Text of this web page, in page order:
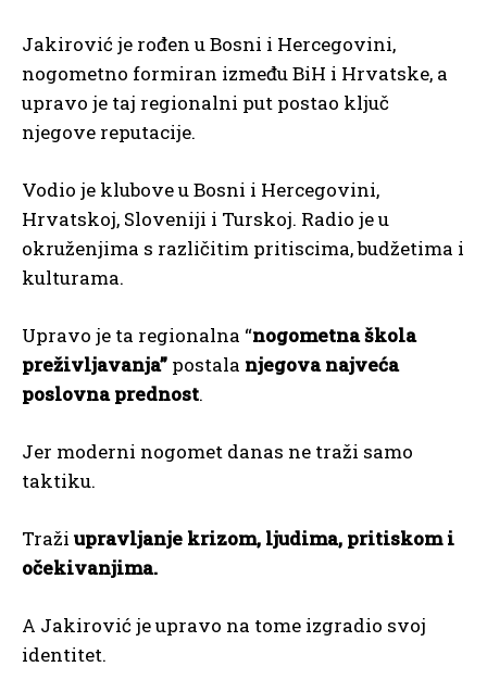
Jakirović je rođen u Bosni i Hercegovini,
nogometno formiran između BiH i Hrvatske, a
upravo je taj regionalni put postao ključ
njegove reputacije.
Vodio je klubove u Bosni i Hercegovini,
Hrvatskoj, Sloveniji i Turskoj. Radio je u
okruženjima s različitim pritiscima, budžetima i
kulturama.
Upravo je ta regionalna “nogometna škola
preživljavanja” postala njegova najveća
poslovna prednost.
Jer moderni nogomet danas ne traži samo
taktiku.
Traži upravljanje krizom, ljudima, pritiskom i
očekivanjima.
A Jakirović je upravo na tome izgradio svoj
identitet.